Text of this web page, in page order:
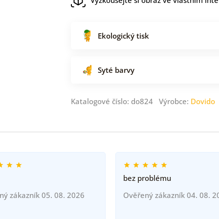
Ekologický tisk
Syté barvy
Katalogové číslo: do824 Výrobce: Dovido
zákazník 05. 08. 2026
bez problému
Ověřený zákazník 04. 08.